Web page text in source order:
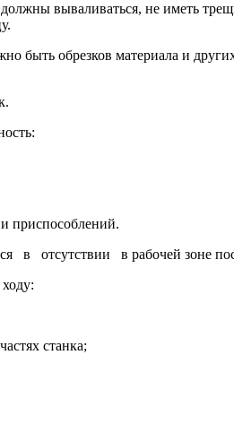
вываливаться, не иметь
обрезков материала и
приспособлений.
в рабочей зоне
станка;